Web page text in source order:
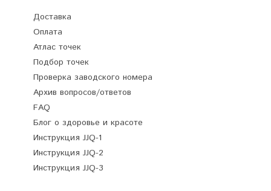
Доставка
Оплата
Атлас точек
Подбор точек
Проверка заводского номера
Архив вопросов/ответов
FAQ
Блог о здоровье и красоте
Инструкция JJQ-1
Инструкция JJQ-2
Инструкция JJQ-3